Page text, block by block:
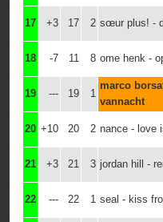
17 +3 17 2 sœur plus! -
18 -7 11 8 ome henk -
19 --- 19 1
marco
vannacht
20 +10 20 2 nance - love
21 +3 21 3 jordan hill -
22 --- 22 1 seal - kiss